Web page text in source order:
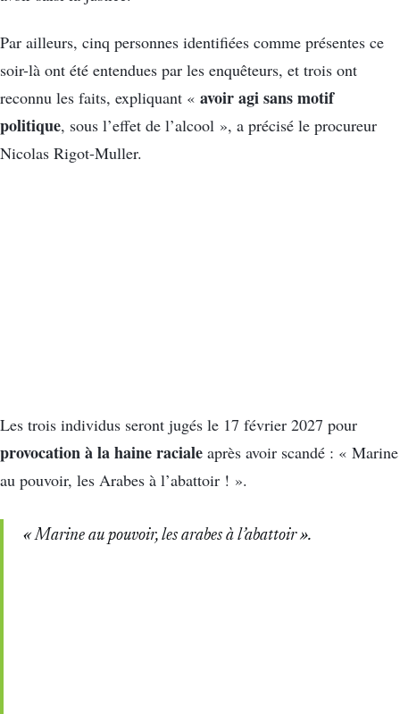
Par ailleurs, cinq personnes identifiées comme présentes ce
soir-là ont été entendues par les enquêteurs, et trois ont
reconnu les faits, expliquant « avoir agi sans motif
politique, sous l’effet de l’alcool », a précisé le procureur
Nicolas Rigot-Muller.
Les trois individus seront jugés le 17 février 2027 pour
provocation à la haine raciale après avoir scandé : « Marine
au pouvoir, les Arabes à l’abattoir ! ».
« Marine au pouvoir, les arabes à l’abattoir ».